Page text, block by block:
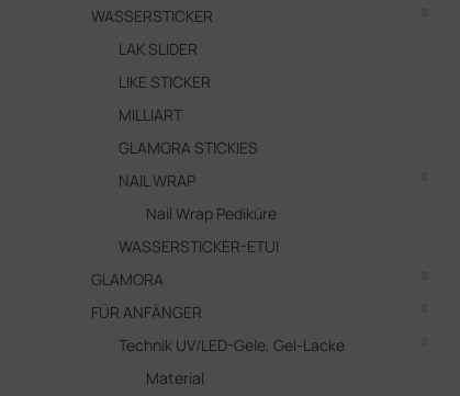
WASSERSTICKER
LAK SLIDER
LIKE STICKER
MILLIART
GLAMORA STICKIES
NAIL WRAP
Nail Wrap Pediküre
WASSERSTICKER-ETUI
GLAMORA
FÜR ANFÄNGER
Technik UV/LED-Gele, Gel-Lacke
Material